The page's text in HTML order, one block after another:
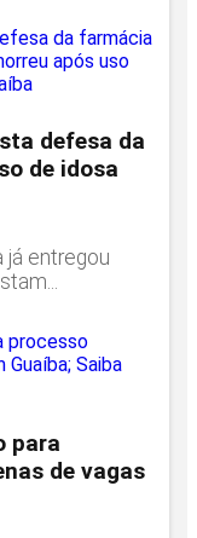
defesa da
de idosa
já entregou
para
de vagas